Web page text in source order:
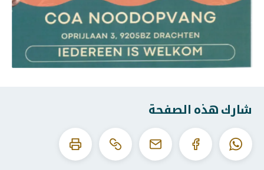
شارك هذه الصفحة
الواتساب الفيسبوكالبريد
انسخ
عنوان
اطبع
هذه